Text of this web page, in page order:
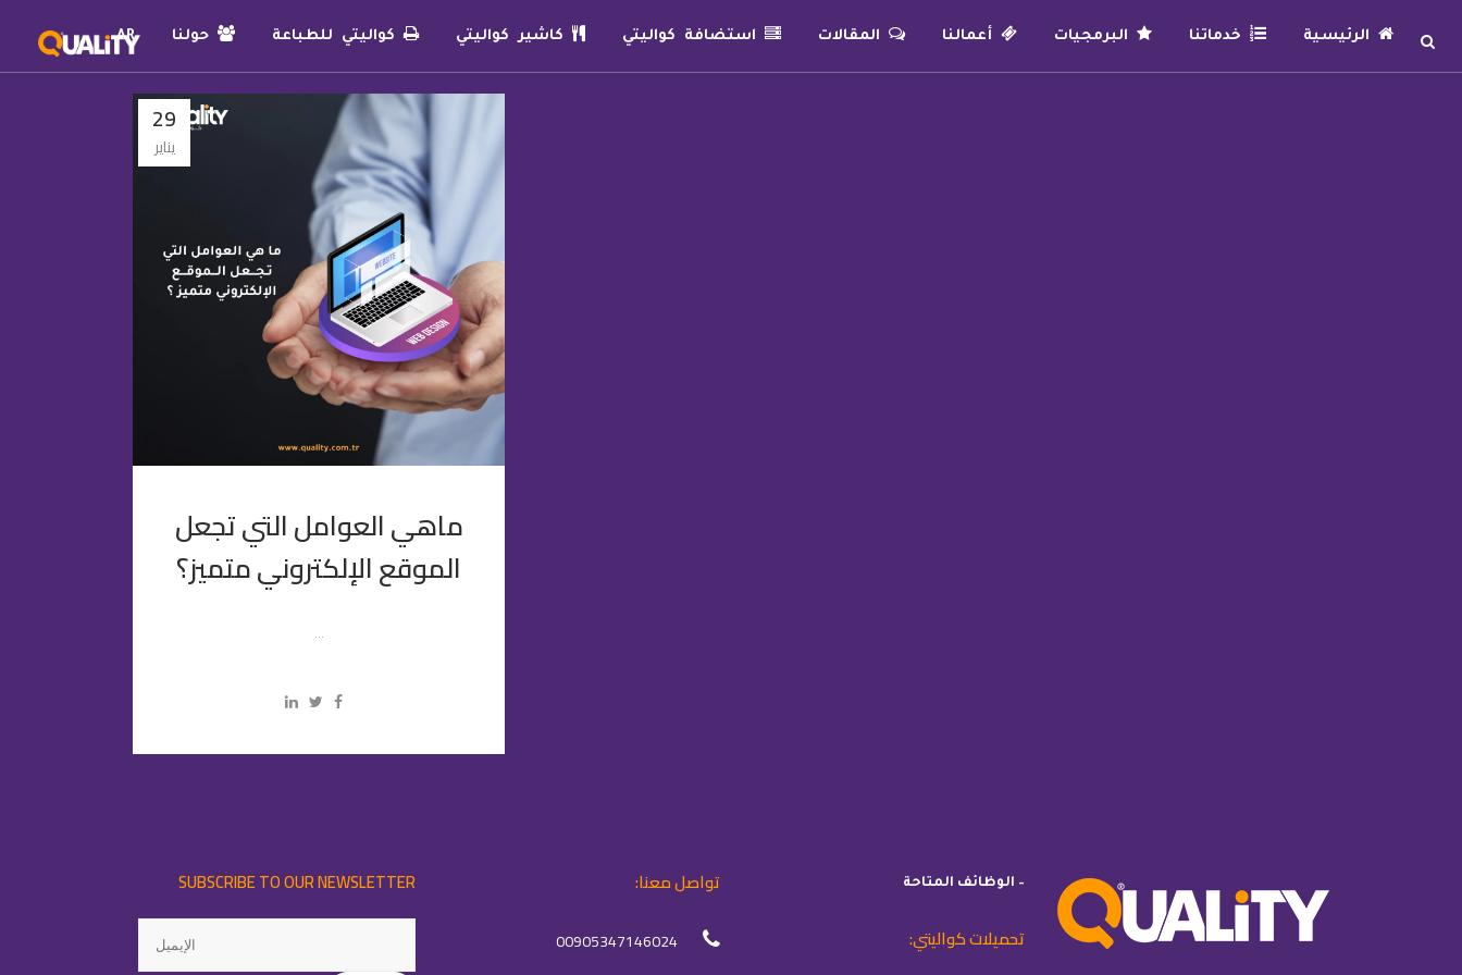
الرئيسية خدماتنا البرمجيات أعمالنا المقالات استضافة كواليتي كاشير كواليتي كواليتي للطباعة حولنا AR
29
يناير
ماهي العوامل التي تجعل
الموقع الإلكتروني متميز؟
...
– الوظائف المتاحة
تحميلات كواليتي:
تواصل معنا:
00905347146024
SUBSCRIBE TO OUR NEWSLETTER